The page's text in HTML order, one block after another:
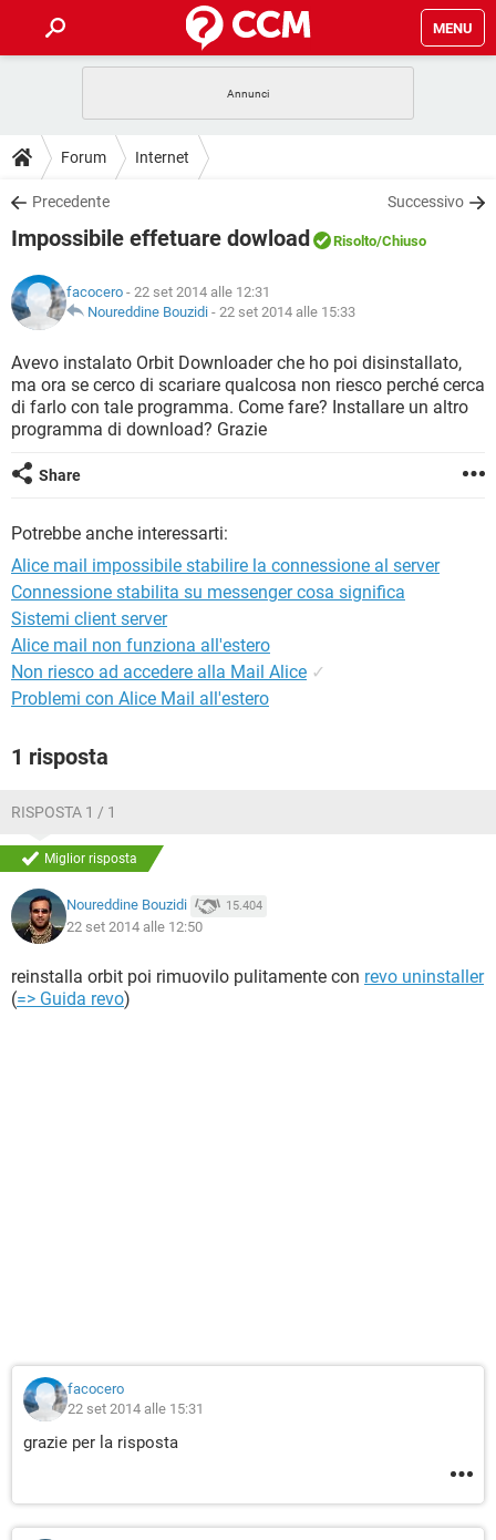
MENU
INTRATTENIMENTO
iOS
INSTAGRAM WHATSAPP
TIKTOK
HARDWARE
GUIDE
COVID-19
INSTAGRAM WHATSAPP
TIKTOK
HARDWARE
DOWNLOAD
COVID-19 GAMING
INTRATTENIMENTO
iOS WINDOWS 10
INSTAGRAM WHATSAPP
TIKTOK FACEBOOK
HARDWARE
FORUM
COVID-19 GAMING
INTRATTENIMENTO
iOS WINDOWS 10
INSTAGRAM WHATSAPP
HARDWARE
GLOSSARIO
COVID-19 GAMING
INTRATTENIMENTO ANDROID
iOS WINDOWS 10
INSTAGRAM
HARDWARE
Forum Internet
Precedente Successivo
Impossibile effetuare dowload Risolto/Chiuso
facocero - 22 set 2014 alle 12:31
Noureddine Bouzidi - 22 set 2014 alle 15:33
Avevo instalato Orbit Downloader che ho poi disinstallato,
ma ora se cerco di scariare qualcosa non riesco perché cerca
di farlo con tale programma. Come fare? Installare un altro
programma di download? Grazie
Share
Potrebbe anche interessarti:
Alice mail impossibile stabilire la connessione al server
Connessione stabilita su messenger cosa significa
Sistemi client server
Alice mail non funziona all'estero
Non riesco ad accedere alla Mail Alice ✓
Problemi con Alice Mail all'estero
1 risposta
RISPOSTA 1 / 1
Miglior risposta
Noureddine Bouzidi 15.404
22 set 2014 alle 12:50
reinstalla orbit poi rimuovilo pulitamente con revo uninstaller
(=> Guida revo)
facocero
22 set 2014 alle 15:31
grazie per la risposta